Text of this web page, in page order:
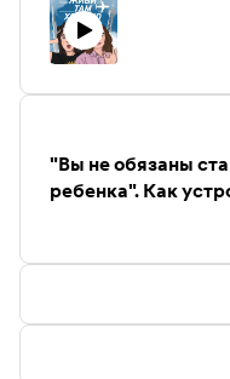
https://
Телеграм-канал Даши
Поддержать нас на
https://
"Вы не обязаны
ребенка". Как